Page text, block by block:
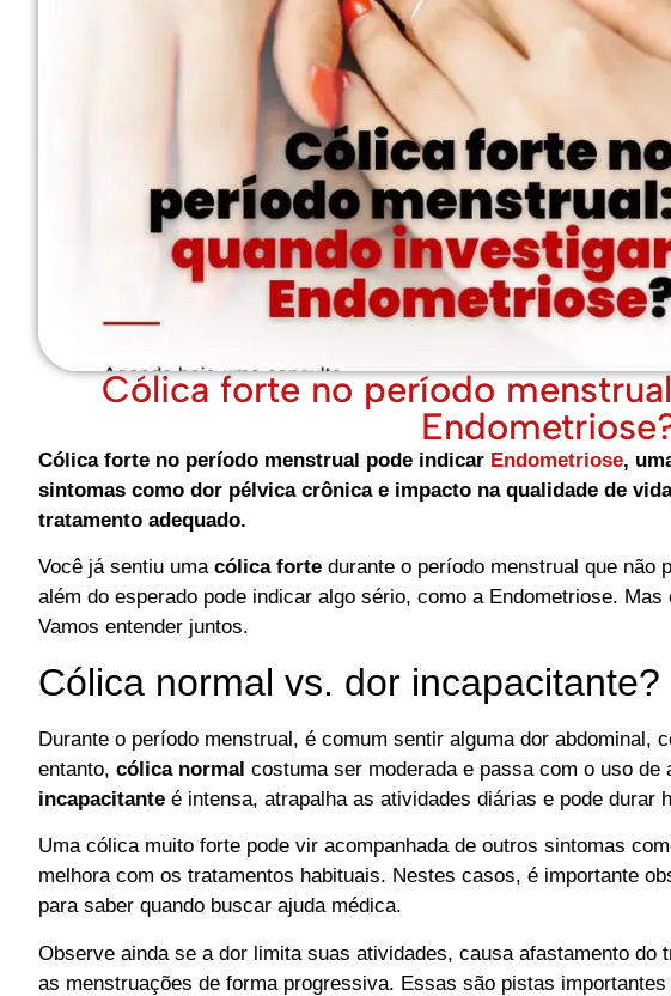
Cólica forte no período
Cólica forte no período menstrual pode indicar Endometriose,
sintomas como dor pélvica crônica e impacto na qualidade de
tratamento adequado.
Você já sentiu uma cólica forte durante o período menstrual que não
além do esperado pode indicar algo sério, como a Endometriose.
Vamos entender juntos.
Cólica normal vs. dor incapacitante?
Durante o período menstrual, é comum sentir alguma dor abdominal,
entanto, cólica normal costuma ser moderada e passa com o uso
incapacitante é intensa, atrapalha as atividades diárias e pode durar
Uma cólica muito forte pode vir acompanhada de outros sintomas
melhora com os tratamentos habituais. Nestes casos, é importante
para saber quando buscar ajuda médica.
Observe ainda se a dor limita suas atividades, causa afastamento do
as menstruações de forma progressiva. Essas são pistas